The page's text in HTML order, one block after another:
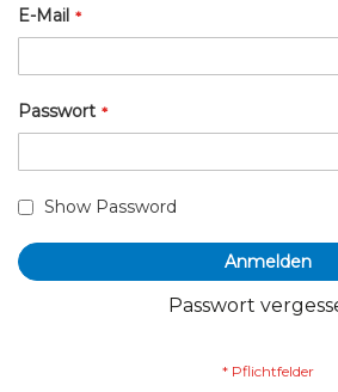
E-Mail
Passwort
Show Password
Anmelden
Passwort